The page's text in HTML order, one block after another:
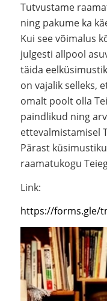
Tutvustame
ning pakume ka
Kui see võimalus
julgesti allpool
täida
on vajalik selleks,
omalt poolt olla
paindlikud ning
ettevalmistamisel
Pärast
raamatukogu
Link:
https://forms.gle/